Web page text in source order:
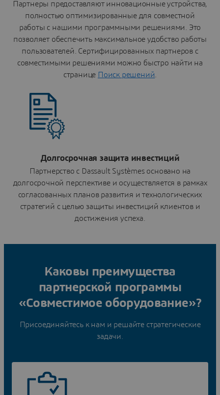
Партнеры предоставляют инновационные устройства,
полностью оптимизированные для совместной
работы с нашими программными решениями. Это
позволяет обеспечить максимальное удобство работы
пользователей. Сертифицированных партнеров с
совместимыми решениями можно быстро найти на
странице Поиск решений
Долгосрочная защита инвестиций
Партнерство с Dassault Systèmes основано на
долгосрочной перспективе и осуществляется в рамках
согласованных планов развития и технологических
стратегий с целью защиты инвестиций клиентов и
достижения успеха.
Каковы преимущества
партнерской программы
«Совместимое оборудование»?
Присоединяйтесь к нам и решайте стратегические
задачи.